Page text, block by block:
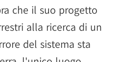
che il suo progetto
alla ricerca di un
del sistema sta